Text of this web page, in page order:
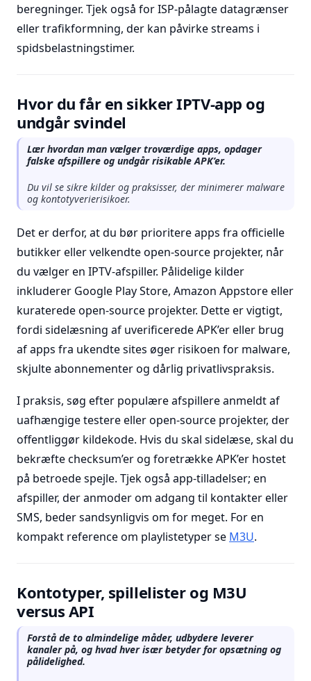
beregninger. Tjek også for ISP-pålagte datagrænser
eller trafikformning, der kan påvirke streams i
spidsbelastningstimer.
Hvor du får en sikker IPTV-app og
undgår svindel
Lær hvordan man vælger troværdige apps, opdager
falske afspillere og undgår risikable APK’er.
Du vil se sikre kilder og praksisser, der minimerer malware
og kontotyverierisikoer.
Det er derfor, at du bør prioritere apps fra officielle
butikker eller velkendte open-source projekter, når
du vælger en IPTV-afspiller. Pålidelige kilder
inkluderer Google Play Store, Amazon Appstore eller
kuraterede open-source projekter. Dette er vigtigt,
fordi sidelæsning af uverificerede APK’er eller brug
af apps fra ukendte sites øger risikoen for malware,
skjulte abonnementer og dårlig privatlivspraksis.
I praksis, søg efter populære afspillere anmeldt af
uafhængige testere eller open-source projekter, der
offentliggør kildekode. Hvis du skal sidelæse, skal du
bekræfte checksum’er og foretrække APK’er hostet
på betroede spejle. Tjek også app-tilladelser; en
afspiller, der anmoder om adgang til kontakter eller
SMS, beder sandsynligvis om for meget. For en
kompakt reference om playlistetyper se M3U.
Kontotyper, spillelister og M3U
versus API
Forstå de to almindelige måder, udbydere leverer
kanaler på, og hvad hver især betyder for opsætning og
pålidelighed.